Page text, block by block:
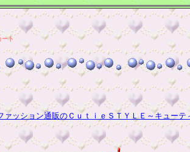
ト
ァッション通販のＣｕｔｉｅＳＴＹＬＥ～キューテ